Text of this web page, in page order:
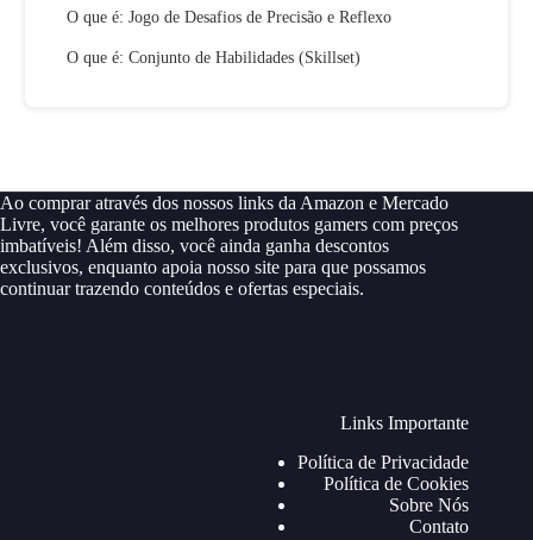
O que é: Jogo de Desafios de Precisão e Reflexo
O que é: Conjunto de Habilidades (Skillset)
Ao comprar através dos nossos links da Amazon e Mercado
Livre, você garante os melhores produtos gamers com preços
imbatíveis! Além disso, você ainda ganha descontos
exclusivos, enquanto apoia nosso site para que possamos
continuar trazendo conteúdos e ofertas especiais.
Links Importante
Política de Privacidade
Política de Cookies
Sobre Nós
Contato